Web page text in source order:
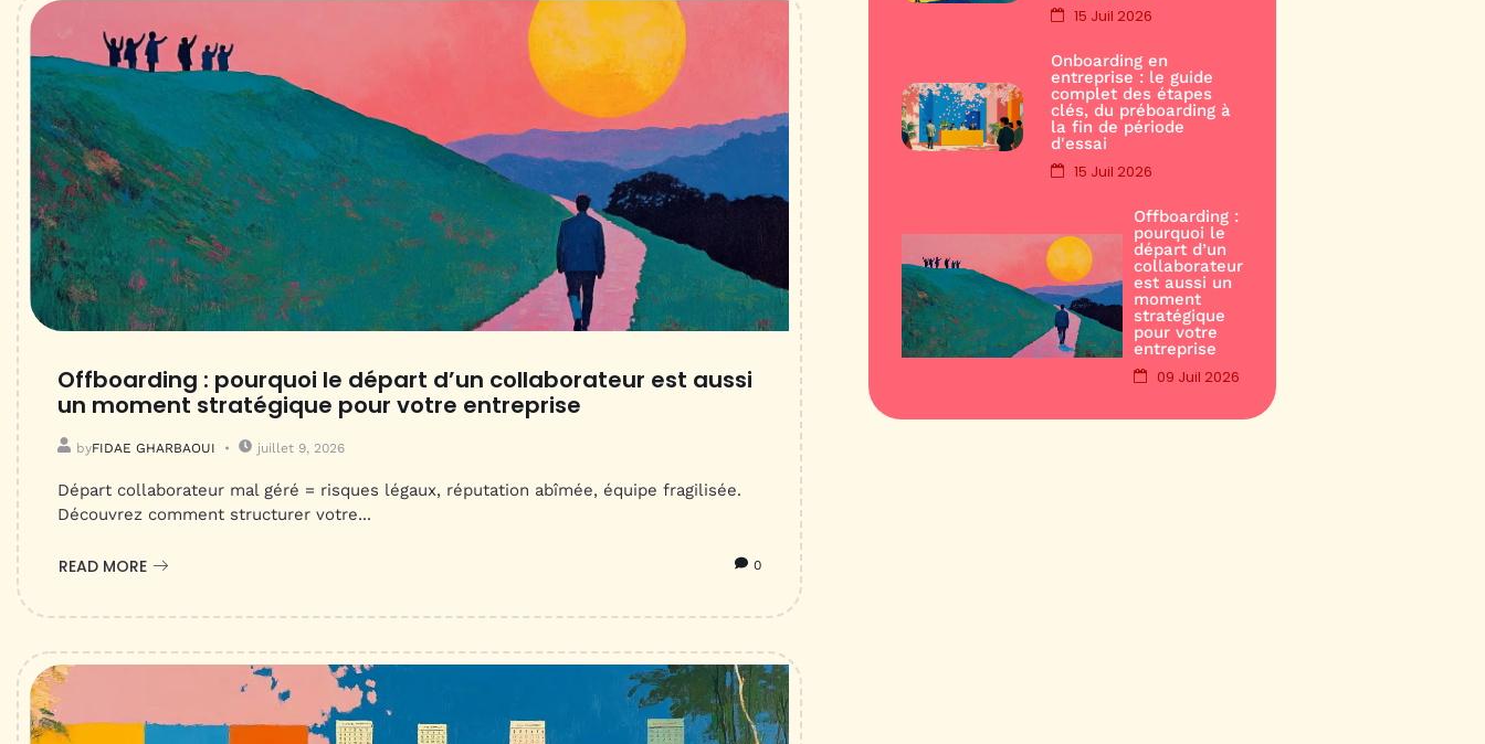
Offboarding : pourquoi le départ d’un collaborateur est aussi
un moment stratégique pour votre entreprise
byFIDAE GHARBAOUI juillet 9, 2026
Départ collaborateur mal géré = risques légaux, réputation abîmée, équipe fragilisée.
Découvrez comment structurer votre...
READ MORE 0
15 Juil 2026
Onboarding en
entreprise : le guide
complet des étapes
clés, du préboarding à
la fin de période
d'essai
15 Juil 2026
Offboarding :
pourquoi le
départ d’un
collaborateur
est aussi un
moment
stratégique
pour votre
entreprise
09 Juil 2026